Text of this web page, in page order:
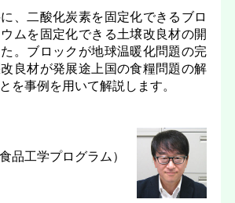
、二酸化炭素を固定化できるブロ
ムを固定化できる土壌改良材の開
。ブロックが地球温暖化問題の完
良材が発展途上国の食糧問題の解
を事例を用いて解説します。
品工学プログラム）